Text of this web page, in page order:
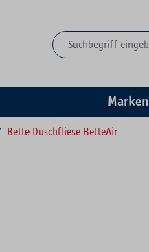
Marken
Bette Duschfliese BetteAir